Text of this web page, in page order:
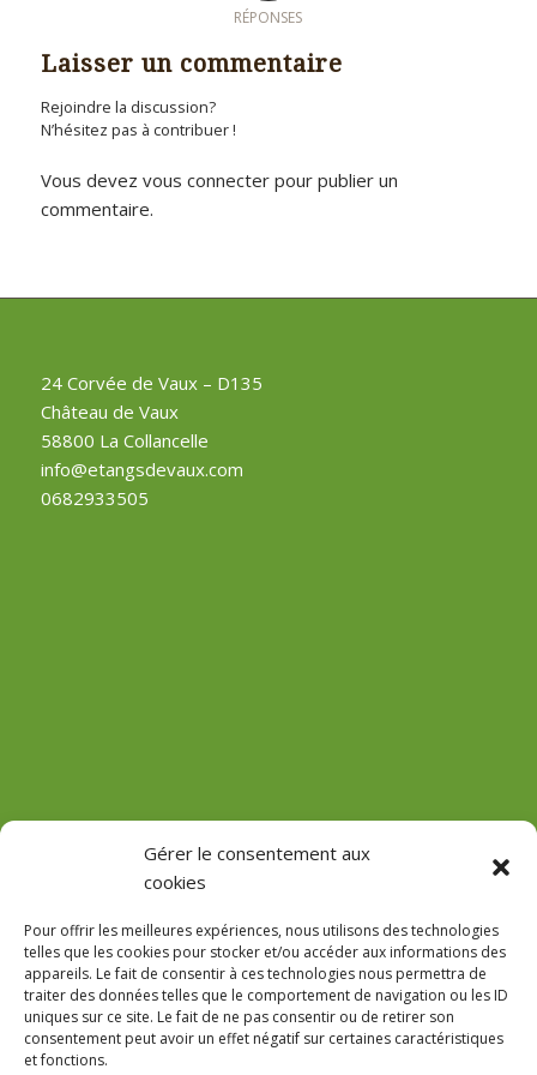
Gérer le consentement aux
cookies
Pour offrir les meilleures expériences, nous utilisons des technologies
telles que les cookies pour stocker et/ou accéder aux informations des
appareils. Le fait de consentir à ces technologies nous permettra de
traiter des données telles que le comportement de navigation ou les ID
uniques sur ce site. Le fait de ne pas consentir ou de retirer son
consentement peut avoir un effet négatif sur certaines caractéristiques
et fonctions.
RÉPONSES
Laisser un commentaire
Rejoindre la discussion?
N’hésitez pas à contribuer !
Vous devez vous connecterpour publier un
commentaire.
24 Corvée de Vaux – D135
Château de Vaux
58800 La Collancelle
info@etangsdevaux.com
0682933505
GPS : 47.184471755485816, 3.618713022912785
Le Domaine
Accès